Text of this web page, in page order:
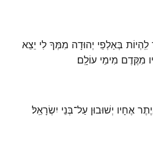
בְּאַלְפֵי יְהוּדָה מִמְּךָ לִי יֵצֵא
מִקֶּדֶם מִימֵי עוֹלָֽם׃
אֶחָיו יְשׁוּבוּן עַל־בְּנֵי יִשְׂרָאֵֽל׃